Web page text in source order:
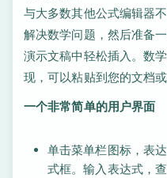
与大多数其他公式编辑器
解决数学问题，然后准备
演示文稿中轻松插入。数
现，可以粘贴到您的文档
一个非常简单的用户界面
单击菜单栏图标，表
式框。输入表达式，查